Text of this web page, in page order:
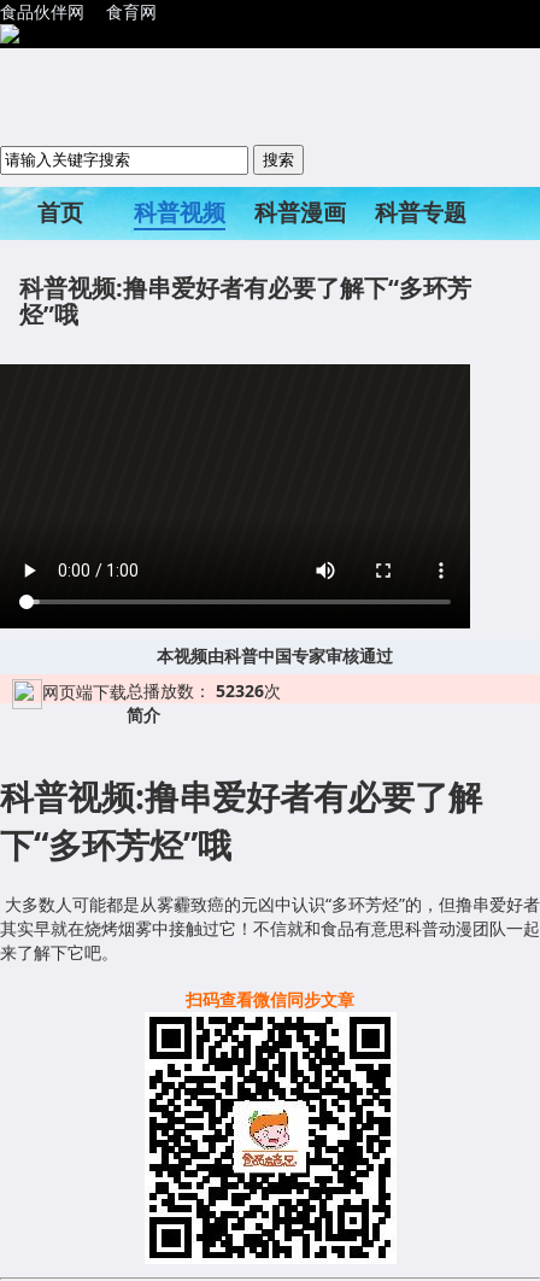
食品伙伴网 食育网
首页 科普视频 科普漫画
科普专题
科普视频:撸串爱好者有必要了解下“多环芳
烃”哦
本视频由科普中国专家审核通过
网页端下载总播放数： 52326次
简介
科普视频:撸串爱好者有必要了解
下“多环芳烃”哦
大多数人可能都是从雾霾致癌的元凶中认识“多环芳烃”的，但撸串爱好者
其实早就在烧烤烟雾中接触过它！不信就和食品有意思科普动漫团队一起
来了解下它吧。
扫码查看微信同步文章